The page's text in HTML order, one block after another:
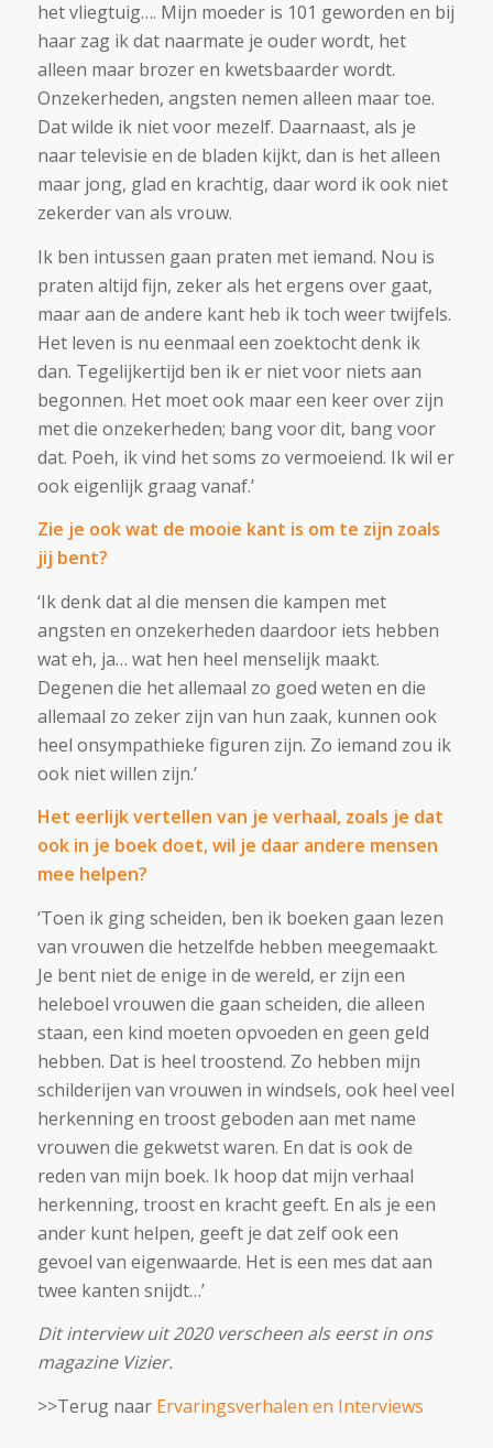
het vliegtuig…. Mijn moeder is 101 geworden en bij
haar zag ik dat naarmate je ouder wordt, het
alleen maar brozer en kwetsbaarder wordt.
Onzekerheden, angsten nemen alleen maar toe.
Dat wilde ik niet voor mezelf. Daarnaast, als je
naar televisie en de bladen kijkt, dan is het alleen
maar jong, glad en krachtig, daar word ik ook niet
zekerder van als vrouw.
Ik ben intussen gaan praten met iemand. Nou is
praten altijd fijn, zeker als het ergens over gaat,
maar aan de andere kant heb ik toch weer twijfels.
Het leven is nu eenmaal een zoektocht denk ik
dan. Tegelijkertijd ben ik er niet voor niets aan
begonnen. Het moet ook maar een keer over zijn
met die onzekerheden; bang voor dit, bang voor
dat. Poeh, ik vind het soms zo vermoeiend. Ik wil er
ook eigenlijk graag vanaf.’
Zie je ook wat de mooie kant is om te zijn zoals
jij bent?
‘Ik denk dat al die mensen die kampen met
angsten en onzekerheden daardoor iets hebben
wat eh, ja… wat hen heel menselijk maakt.
Degenen die het allemaal zo goed weten en die
allemaal zo zeker zijn van hun zaak, kunnen ook
heel onsympathieke figuren zijn. Zo iemand zou ik
ook niet willen zijn.’
Het eerlijk vertellen van je verhaal, zoals je dat
ook in je boek doet, wil je daar andere mensen
mee helpen?
‘Toen ik ging scheiden, ben ik boeken gaan lezen
van vrouwen die hetzelfde hebben meegemaakt.
Je bent niet de enige in de wereld, er zijn een
heleboel vrouwen die gaan scheiden, die alleen
staan, een kind moeten opvoeden en geen geld
hebben. Dat is heel troostend. Zo hebben mijn
schilderijen van vrouwen in windsels, ook heel veel
herkenning en troost geboden aan met name
vrouwen die gekwetst waren. En dat is ook de
reden van mijn boek. Ik hoop dat mijn verhaal
herkenning, troost en kracht geeft. En als je een
ander kunt helpen, geeft je dat zelf ook een
gevoel van eigenwaarde. Het is een mes dat aan
twee kanten snijdt…’
Dit interview uit 2020 verscheen als eerst in ons
magazine Vizier.
>>Terug naar Ervaringsverhalen en Interviews